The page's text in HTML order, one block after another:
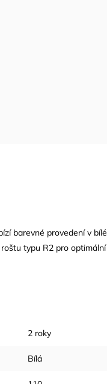
barevné provedení v
typu R2 pro
2 roky
Bílá